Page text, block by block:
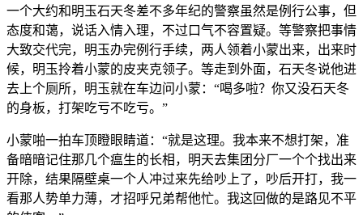
一个大约和明玉石天冬差不多年纪的警察虽然是例行公事，但
态度和蔼，说话入情入理，不过口气不容置疑。等警察把事情
大致交代完，明玉办完例行手续，两人领着小蒙出来，出来时
候，明玉拎着小蒙的皮夹克领子。等走到外面，石天冬说他进
去上个厕所，明玉就在车边问小蒙：“喝多啦？你又没石天冬
的身板，打架吃亏不吃亏。”
小蒙啪一拍车顶瞪眼睛道：“就是这理。我本来不想打架，准
备暗暗记住那几个瘟生的长相，明天去集团分厂一个个找出来
开除，结果隔壁桌一个人冲过来先给吵上了，吵后开打，我一
看那人势单力薄，才招呼兄弟帮他忙。我这回做的是路见不平